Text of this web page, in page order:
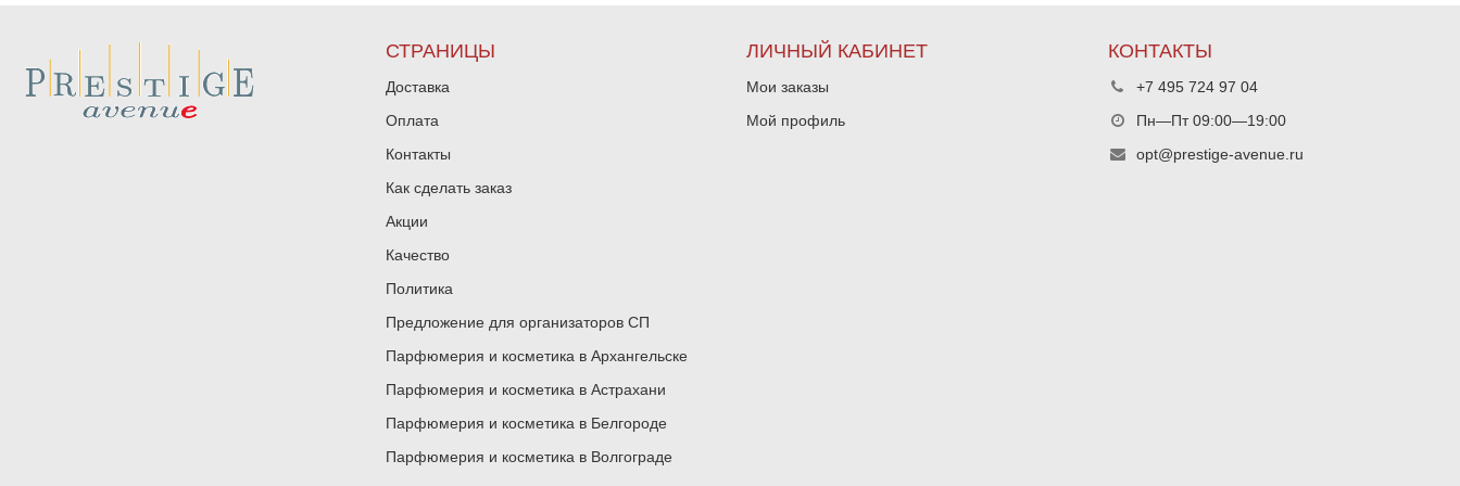
СТРАНИЦЫ
Доставка
Оплата
Контакты
Как сделать заказ
Акции
Качество
Политика
Предложение для организаторов СП
Парфюмерия и косметика в Архангельске
Парфюмерия и косметика в Астрахани
Парфюмерия и косметика в Белгороде
Парфюмерия и косметика в Волгограде
ЛИЧНЫЙ КАБИНЕТ
Мои заказы
Мой профиль
КОНТАКТЫ
+7 495 724 97 04
Пн—Пт 09:00—19:00
opt@prestige-avenue.ru